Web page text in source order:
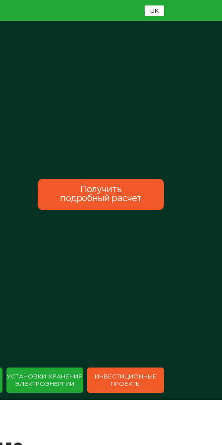
UK
Получить
подробный расчет
УСТАНОВКИ ХРАНЕНИЯ
ЭЛЕКТРОЭНЕРГИИ
ИНВЕСТИЦИОННЫЕ
ПРОЕКТЫ